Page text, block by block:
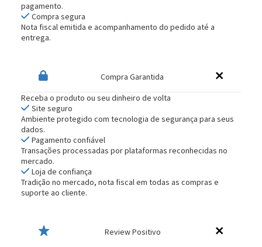
pagamento.
Compra segura
Nota fiscal emitida e acompanhamento do pedido até a
entrega.
Compra Garantida
Receba o produto ou seu dinheiro de volta
Site seguro
Ambiente protegido com tecnologia de segurança para seus
dados.
Pagamento confiável
Transações processadas por plataformas reconhecidas no
mercado.
Loja de confiança
Tradição no mercado, nota fiscal em todas as compras e
suporte ao cliente.
Review Positivo